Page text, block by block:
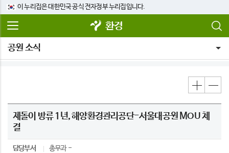
이 누리집은 대한민국 공식 전자정부 누리집입니다.
환경
공원 소식
제돌이 방류 1년, 해양환경관리공단-서울대공원 MOU 체
결
담당부서
총무과